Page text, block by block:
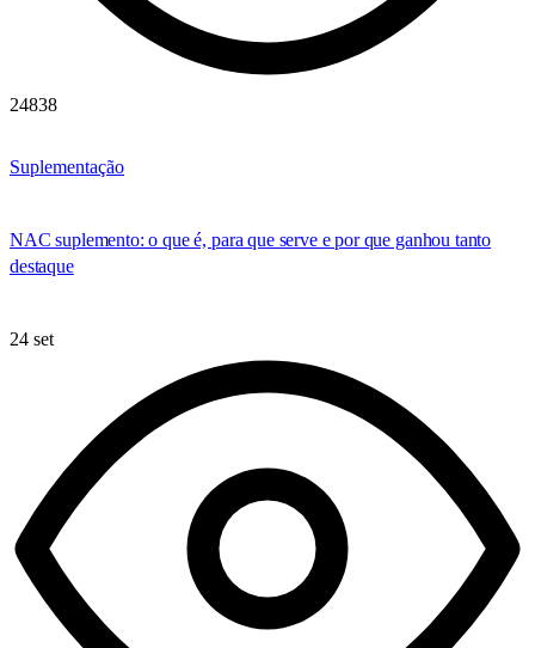
24838
Suplementação
NAC suplemento: o que é, para que serve e por que ganhou tanto
destaque
24 set